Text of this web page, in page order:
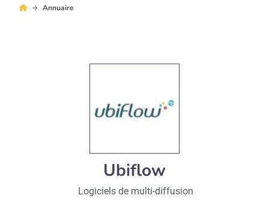
Annuaire
Ubiflow
Logiciels de multi-diffusion